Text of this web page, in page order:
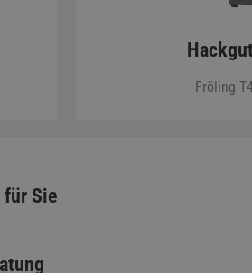
Fröling
für Sie